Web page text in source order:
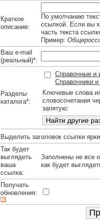
Краткое
описание:
По умолчанию
ссылкой. Если вы
часть текста
Пример:
Ваш e-mail
(реальный)*:
Разделы
каталога*:
Справочные и
Справочники
Ключевые слова
словосочетания
запятую:
Выделить заголовок ссылки
Так будет
выглядеть
ваша
ссылка:
Заполнены не все
как будет
Получать
обновления: